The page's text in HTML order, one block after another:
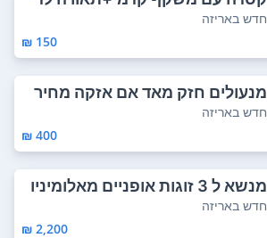
-באריזה-כל הקו...
חדש באריזה
150 ₪
מנעולים חזק מאד אם אזקה מחיר
מ300 עד550
חדש באריזה
400 ₪
מנשא ל 3 זוגות אופניים מאלומיניו
ם, כולל ...
חדש באריזה
2,200 ₪